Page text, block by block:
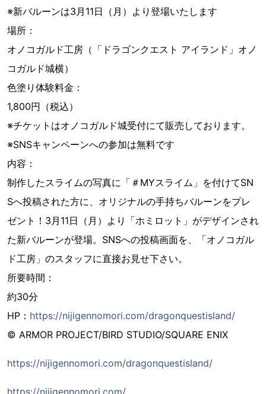
※新バルーンは3月11日（月）より登場いたします
場所：
オノコガルド工房（「ドラゴンクエスト アイランド」オノ
コガルド城横）
色塗り体験料金：
1,800円（税込）
※チケットはオノコガルド城受付にて販売しております。
※SNSキャンペーンへの参加は無料です
内容：
制作したスライムの写真に「＃MYスライム」を付けてSN
Sへ投稿された方に、オリジナルの手持ちバルーンをプレ
ゼント！3月11日（月）より「ホミロット」がデザインされ
た新バルーンが登場。SNSへの投稿画面を、「オノコガル
ド工房」のスタッフに直接お見せ下さい。
所要時間：
約30分
HP： https://nijigennomori.com/dragonquestisland/
© ARMOR PROJECT/BIRD STUDIO/SQUARE ENIX
https://nijigennomori.com/dragonquestisland/
https://nijigennomori.com/